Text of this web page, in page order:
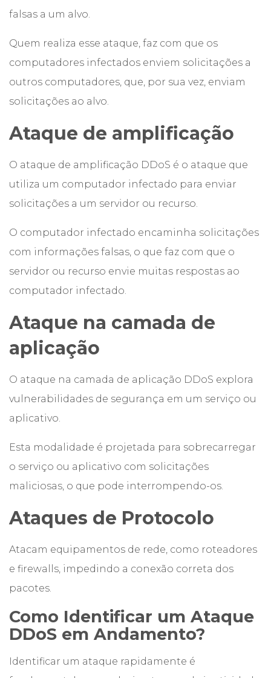
falsas a um alvo.
Quem realiza esse ataque, faz com que os
computadores infectados enviem solicitações a
outros computadores, que, por sua vez, enviam
solicitações ao alvo.
Ataque de amplificação
O ataque de amplificação DDoS é o ataque que
utiliza um computador infectado para enviar
solicitações a um servidor ou recurso.
O computador infectado encaminha solicitações
com informações falsas, o que faz com que o
servidor ou recurso envie muitas respostas ao
computador infectado.
Ataque na camada de
aplicação
O ataque na camada de aplicação DDoS explora
vulnerabilidades de segurança em um serviço ou
aplicativo.
Esta modalidade é projetada para sobrecarregar
o serviço ou aplicativo com solicitações
maliciosas, o que pode interrompendo-os.
Ataques de Protocolo
Atacam equipamentos de rede, como roteadores
e firewalls, impedindo a conexão correta dos
pacotes.
Como Identificar um Ataque
DDoS em Andamento?
Identificar um ataque rapidamente é